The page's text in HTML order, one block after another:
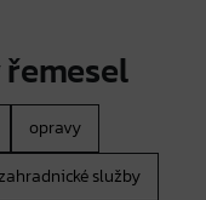
opravy
zahradnické služby